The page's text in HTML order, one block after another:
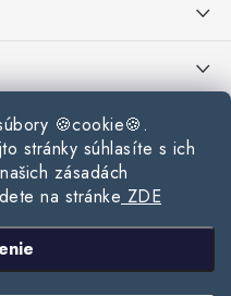
🍪cookie🍪.
stránky súhlasíte s ich
zásadách
na stránke ZDE
strechu?
tienenie pre pokojný spánok?